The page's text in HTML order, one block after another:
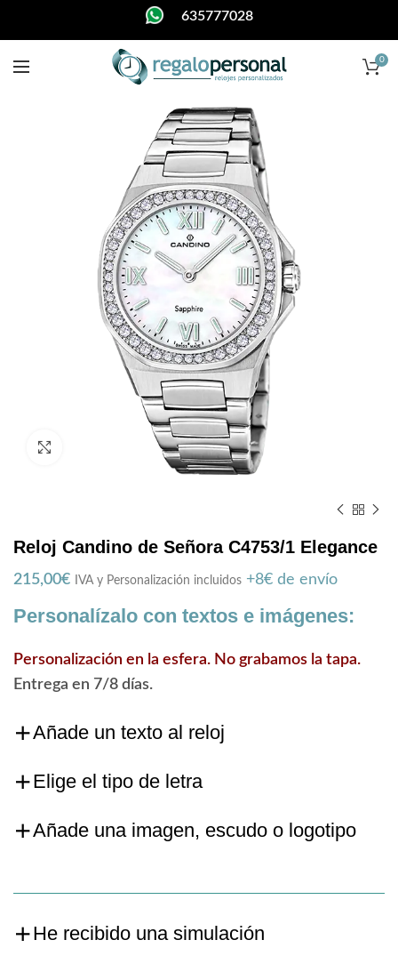
635777028
0
Reloj Candino de Señora C4753/1 Elegance
215,00€ IVA y Personalización incluidos +8€ de envío
Personalízalo con textos e imágenes:
Personalización en la esfera. No grabamos la tapa.
Entrega en 7/8 días.
Añade un texto al reloj
Elige el tipo de letra
Añade una imagen, escudo o logotipo
He recibido una simulación